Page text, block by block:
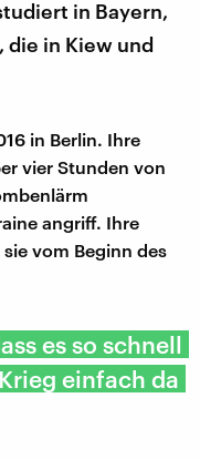
in Bayern,
die in Kiew und
in Berlin. Ihre
vier Stunden von
angriff. Ihre
vom Beginn des
es so schnell
einfach da